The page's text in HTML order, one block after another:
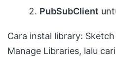
PubSubClient
Cara instal library:
Manage Libraries, lalu